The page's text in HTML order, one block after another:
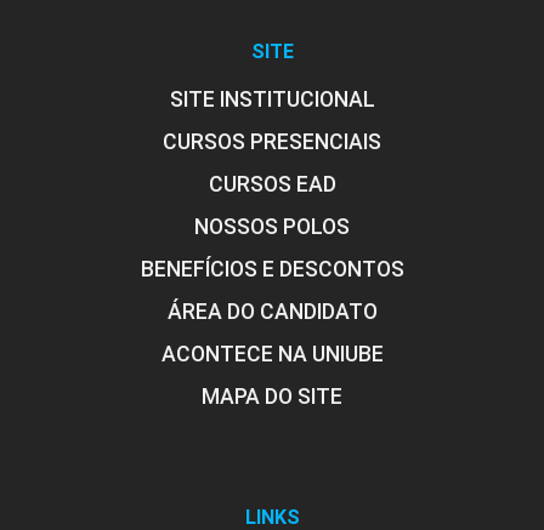
SITE
SITE INSTITUCIONAL
CURSOS PRESENCIAIS
CURSOS EAD
NOSSOS POLOS
BENEFÍCIOS E DESCONTOS
ÁREA DO CANDIDATO
ACONTECE NA UNIUBE
MAPA DO SITE
LINKS